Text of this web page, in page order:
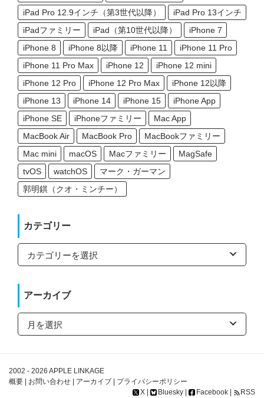
iPad Pro 12.9インチ（第3世代以降）
iPad Pro 13インチ
iPadファミリー
iPad（第10世代以降）
iPhone 7
iPhone 8
iPhone 8以降 iPhone 11
iPhone 11 Pro
iPhone 11 Pro Max
iPhone 12
iPhone 12 mini
iPhone 12 Pro
iPhone 12 Pro Max
iPhone 12以降
iPhone 13
iPhone 14 iPhone 15
iPhone App
iPhone SE
iPhoneファミリー
Mac App
MacBook Air
MacBook Pro
MacBookファミリー
Mac mini
macOS Macファミリー
MagSafe
tvOS
watchOS
マーク・ガーマン
郭明錤（クオ・ミンチー）
カテゴリー
カ
ゴ
ー
アーカイブ
ア
カ
ブ
2002 - 2026 APPLE LINKAGE
概要
お問い合わせ アーカイブ
プライバシーポリシー
X
Bluesky Facebook RSS